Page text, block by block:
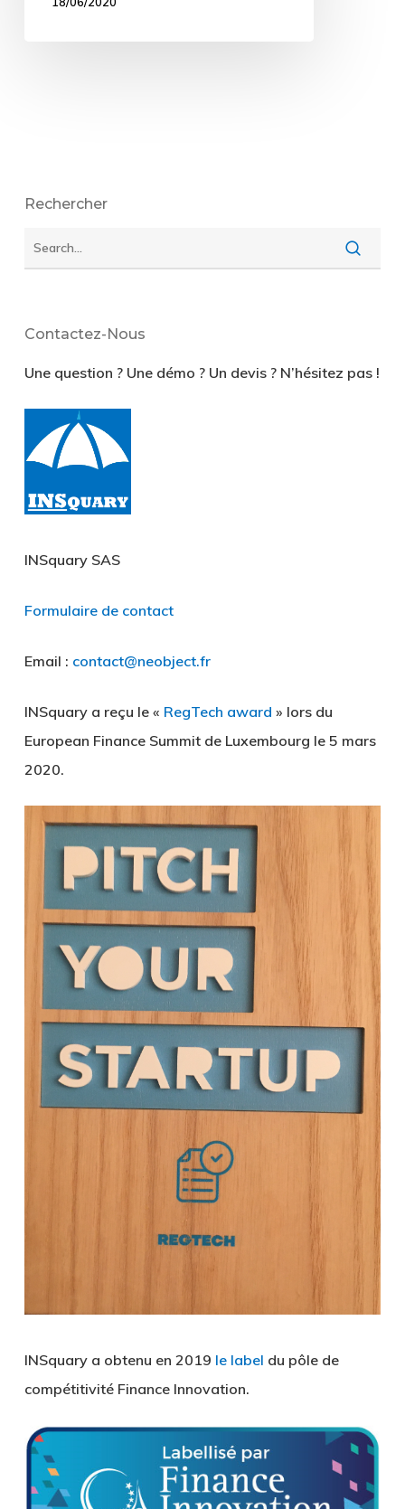
Rechercher
Contactez-Nous
Une question ? Une démo ? Un devis ? N’hésitez pas !
INSquary SAS
Formulaire de contact
Email : contact@neobject.fr
INSquary a reçu le « RegTech award » lors du
European Finance Summit de Luxembourg le 5 mars
2020.
INSquary a obtenu en 2019 le label du pôle de
compétitivité Finance Innovation.